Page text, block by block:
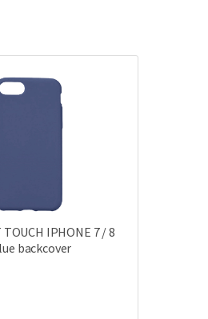
TOUCH IPHONE 7 / 8
backcover